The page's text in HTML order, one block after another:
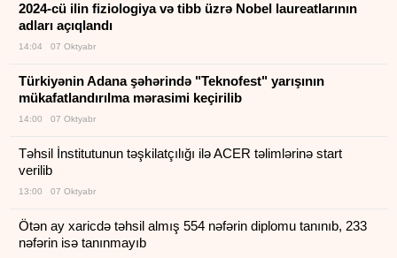
2024-cü ilin fiziologiya və tibb üzrə Nobel laureatlarının
adları açıqlandı
14:04 07 Oktyabr
Türkiyənin Adana şəhərində "Teknofest" yarışının
mükafatlandırılma mərasimi keçirilib
14:00 07 Oktyabr
Təhsil İnstitutunun təşkilatçılığı ilə ACER təlimlərinə start
verilib
13:00 07 Oktyabr
Ötən ay xaricdə təhsil almış 554 nəfərin diplomu tanınıb, 233
nəfərin isə tanınmayıb